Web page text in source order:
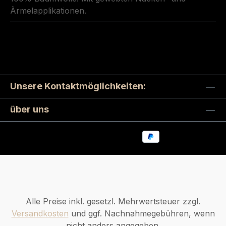
Ärmelapplikationen.
Unsere Kontaktmöglichkeiten:
über uns
Alle Preise inkl. gesetzl. Mehrwertsteuer zzgl.
Versandkosten und ggf. Nachnahmegebühren, wenn